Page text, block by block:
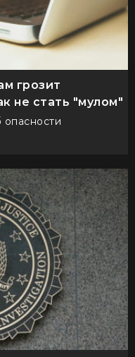
грозит
не стать "мулом"